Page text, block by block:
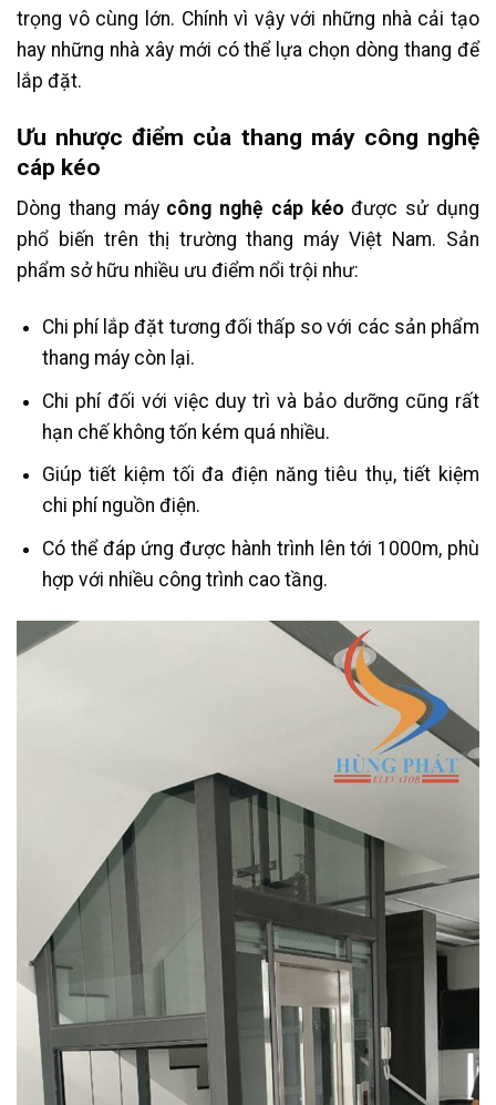
trọng vô cùng lớn. Chính vì vậy với những nhà cải tạo
hay những nhà xây mới có thể lựa chọn dòng thang để
lắp đặt.
Ưu nhược điểm của thang máy công nghệ
cáp kéo
Dòng thang máy công nghệ cáp kéo được sử dụng
phổ biến trên thị trường thang máy Việt Nam. Sản
phẩm sở hữu nhiều ưu điểm nổi trội như:
Chi phí lắp đặt tương đối thấp so với các sản phẩm
thang máy còn lại.
Chi phí đối với việc duy trì và bảo dưỡng cũng rất
hạn chế không tốn kém quá nhiều.
Giúp tiết kiệm tối đa điện năng tiêu thụ, tiết kiệm
chi phí nguồn điện.
Có thể đáp ứng được hành trình lên tới 1000m, phù
hợp với nhiều công trình cao tầng.